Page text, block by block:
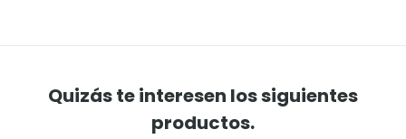
Quizás te interesen los siguientes
productos.